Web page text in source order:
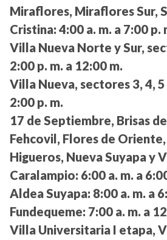
Miraflores, Miraflores Sur,
Cristina: 4:00 a. m. a 7:00 p.
Villa Nueva Norte y Sur,
2:00 p. m. a 12:00 m.
Villa Nueva, sectores 3, 4, 5
2:00 p. m.
17 de Septiembre, Brisas
Fehcovil, Flores de
Higueros, Nueva Suyapa y
Caralampio: 6:00 a. m. a
Aldea Suyapa: 8:00 a. m. a
Fundequeme: 7:00 a. m. a
Villa Universitaria I etapa,